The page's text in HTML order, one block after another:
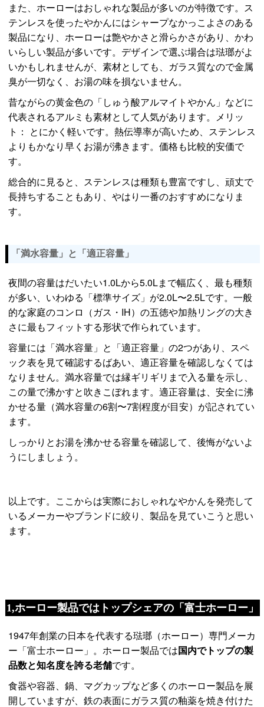
また、ホーローはおしゃれな製品が多いのが特徴です。ス
テンレスを使ったやかんにはシャープなかっこよさのある
製品になり、ホーローは艶やかさと滑らかさがあり、かわ
いらしい製品が多いです。デザインで選ぶ場合は琺瑯がよ
いかもしれませんが、素材としても、ガラス質なので金属
臭が一切なく、お湯の味を損ないません。
昔ながらの黄金色の「しゅう酸アルマイトやかん」などに
代表されるアルミも素材として人気があります。メリッ
ト： とにかく軽いです。熱伝導率が高いため、ステンレス
よりもかなり早くお湯が沸きます。価格も比較的安価で
す。
総合的に見ると、ステンレスは種類も豊富ですし、頑丈で
長持ちすることもあり、やはり一番のおすすめになりま
す。
「満水容量」と「適正容量」
夜間の容量はだいたい1.0Lから5.0Lまで幅広く、最も種類
が多い、いわゆる「標準サイズ」が2.0L〜2.5Lです。一般
的な家庭のコンロ（ガス・IH）の五徳や加熱リングの大き
さに最もフィットする形状で作られています。
容量には「満水容量」と「適正容量」の2つがあり、スペ
ック表を見て確認するばあい、適正容量を確認しなくては
なりません。満水容量では縁ギリギリまで入る量を示し、
この量で沸かすと吹きこぼれます。適正容量は、安全に沸
かせる量（満水容量の6割〜7割程度が目安）が記されてい
ます。
しっかりとお湯を沸かせる容量を確認して、後悔がないよ
うにしましょう。
以上です。ここからは実際におしゃれなやかんを発売して
いるメーカーやブランドに絞り、製品を見ていこうと思い
ます。
1,ホーロー製品ではトップシェアの「富士ホーロー」
1947年創業の日本を代表する琺瑯（ホーロー）専門メーカ
ー「富士ホーロー」。ホーロー製品では国内でトップの製
品数と知名度を誇る老舗です。
食器や容器、鍋、マグカップなど多くのホーロー製品を展
開していますが、鉄の表面にガラス質の釉薬を焼き付けた